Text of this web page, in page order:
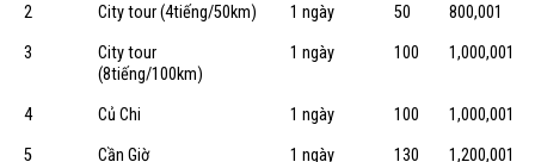
2
City tour (4tiếng/50km) 1 ngày 50
800,001
3
City tour
(8tiếng/100km)
1 ngày 100 1,000,001
4 Củ Chi 1 ngày 100
1,000,001
5
Cần Giờ 1 ngày 130 1,200,001